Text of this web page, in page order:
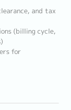
and tax
(billing cycle,
for